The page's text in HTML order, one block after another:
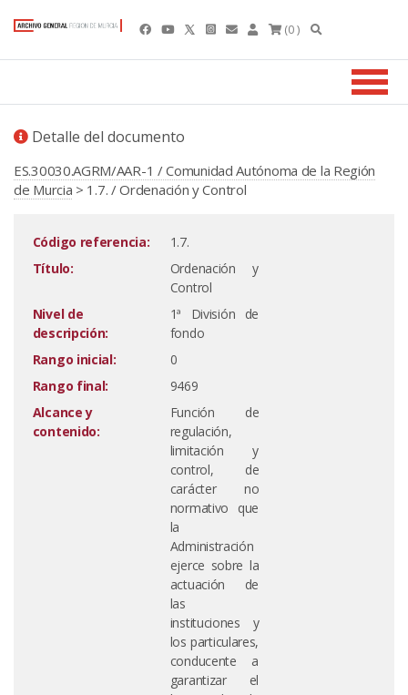
(0 )
Detalle del documento
ES.30030.AGRM/AAR-1 / Comunidad Autónoma de la Región
de Murcia > 1.7. / Ordenación y Control
Código referencia:
1.7.
Título:
Ordenación y
Control
Nivel de
descripción:
1ª División de
fondo
Rango inicial:
0
Rango final:
9469
Alcance y
contenido:
Función de
regulación,
limitación y
control, de
carácter no
normativo que
la
Administración
ejerce sobre la
actuación de
las
instituciones y
los particulares,
conducente a
garantizar el